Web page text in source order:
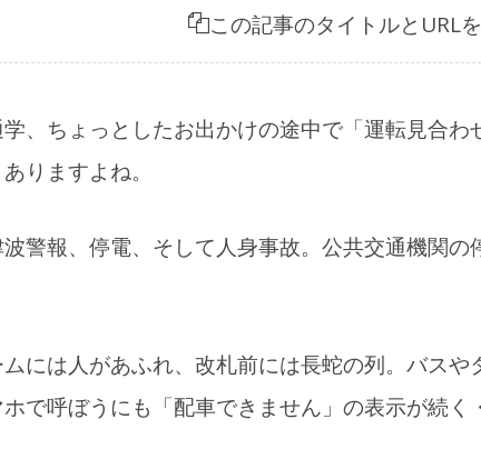
この記事のタイトルとURL
、ちょっとしたお出かけの途中で「運転見合
りますよね。
警報、停電、そして人身事故。公共交通機関
には人があふれ、改札前には長蛇の列。バス
ホで呼ぼうにも「配車できません」の表示が続く